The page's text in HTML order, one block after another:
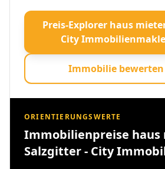
Preis-Explorer haus
City
Immobilie bewerten
ORIENTIERUNGSWERTE
Immobilienpreise haus
Salzgitter - City